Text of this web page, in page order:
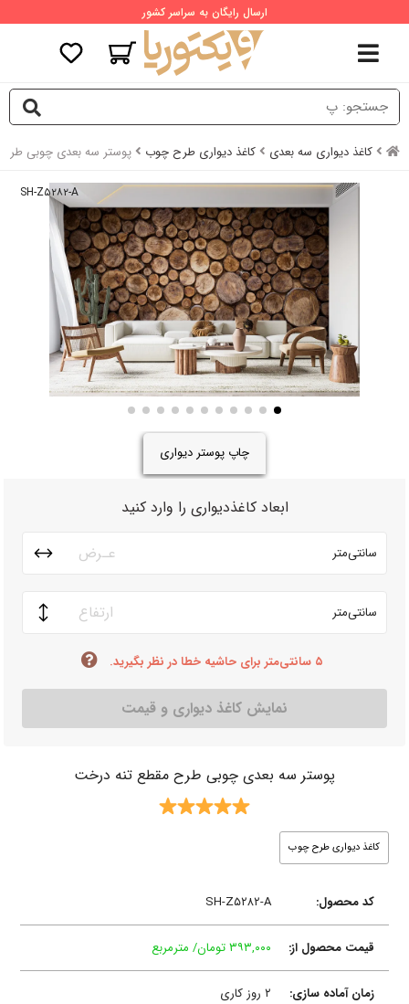
ارسال رایگان به سراسر کشور
کاغذ دیواری سه بعدی کاغذ دیواری طرح چوب پوستر سه بعدی چوبی
SH-Z۵۲۸۲-A
چاپ پوستر دیواری
ابعاد کاغذدیواری را وارد کنید
سانتی‌متر
سانتی‌متر
۵ سانتی‌متر برای حاشیه خطا در نظر بگیرید.
نمایش کاغذ دیواری و قیمت
پوستر سه بعدی چوبی طرح مقطع تنه درخت
کاغذ دیواری طرح چوب
کد محصول: SH-Z۵۲۸۲-A
قیمت محصول از: ۳۹۳,۰۰۰ تومان/ مترمربع
زمان آماده سازی: ۲ روز کاری